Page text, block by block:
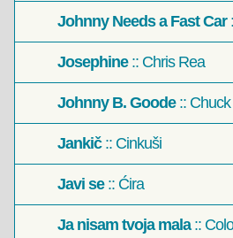
Johnny Needs a Fast Car
Josephine:: Chris Rea
Johnny B. Goode:: Chuck
Jankič:: Cinkuši
Javi se:: Ćira
Ja nisam tvoja mala::